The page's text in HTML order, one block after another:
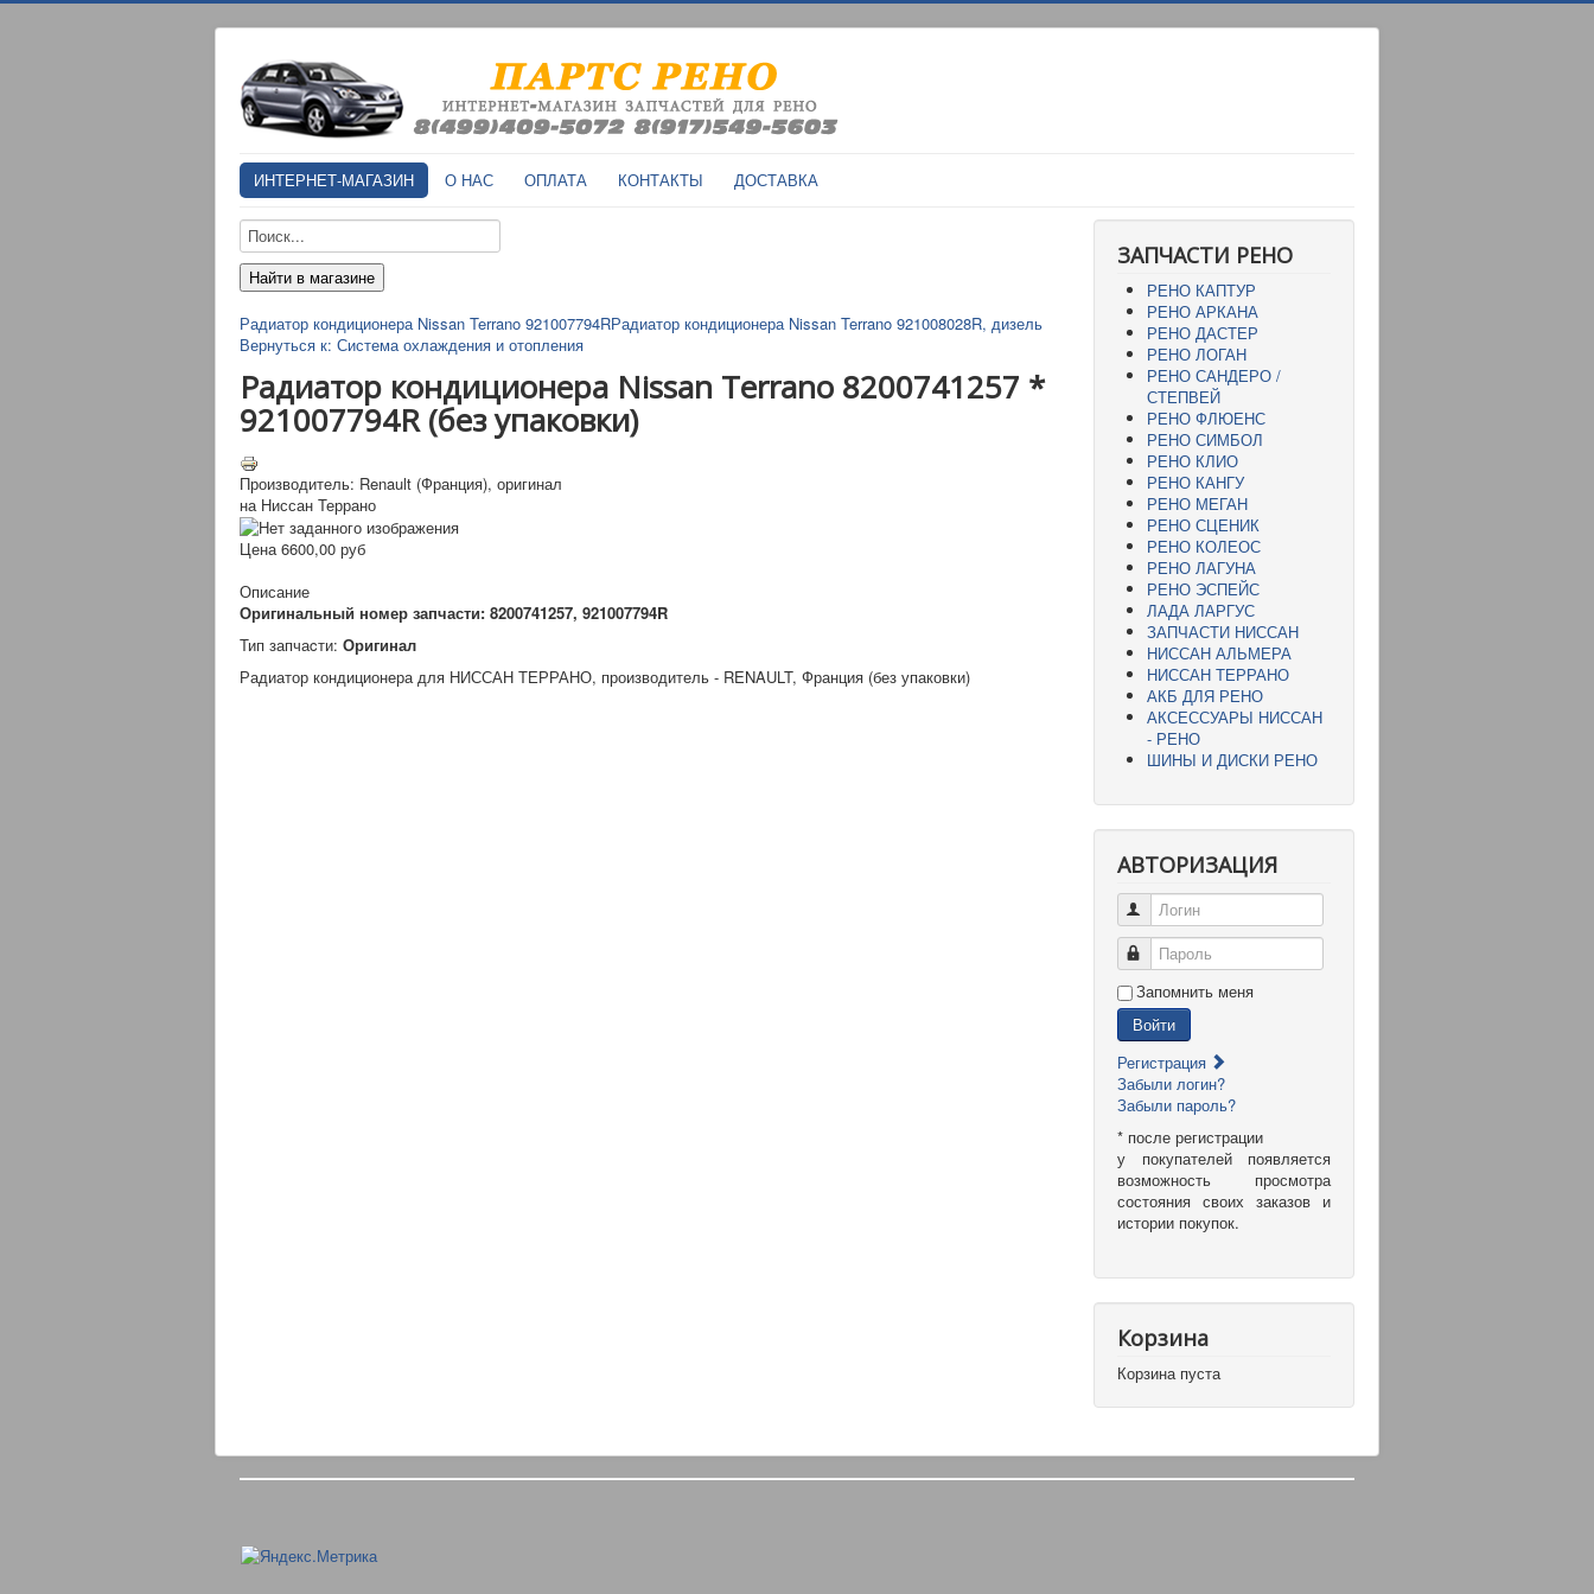
ИНТЕРНЕТ-МАГАЗИН О НАС ОПЛАТА КОНТАКТЫ ДОСТАВКА
Радиатор кондиционера Nissan Terrano 921007794RРадиатор кондиционера Nissan Terrano 921008028R, дизель
Вернуться к: Система охлаждения и отопления
Радиатор кондиционера Nissan Terrano 8200741257 *
921007794R (без упаковки)
Производитель: Renault (Франция), оригинал
на Ниссан Террано
Цена6600,00 руб
Описание
Оригинальный номер запчасти: 8200741257, 921007794R
Тип запчаcти: Оригинал
Радиатор кондиционера для НИССАН ТЕРРАНО, производитель - RENAULT, Франция (без упаковки)
ЗАПЧАСТИ РЕНО
РЕНО КАПТУР
РЕНО АРКАНА
РЕНО ДАСТЕР
РЕНО ЛОГАН
РЕНО САНДЕРО /
СТЕПВЕЙ
РЕНО ФЛЮЕНС
РЕНО СИМБОЛ
РЕНО КЛИО
РЕНО КАНГУ
РЕНО МЕГАН
РЕНО СЦЕНИК
РЕНО КОЛЕОС
РЕНО ЛАГУНА
РЕНО ЭСПЕЙС
ЛАДА ЛАРГУС
ЗАПЧАСТИ НИССАН
НИССАН АЛЬМЕРА
НИССАН ТЕРРАНО
АКБ ДЛЯ РЕНО
АКСЕССУАРЫ НИССАН
- РЕНО
ШИНЫ И ДИСКИ РЕНО
АВТОРИЗАЦИЯ
Логин
Пароль
Запомнить меня
Войти
Регистрация
Забыли логин?
Забыли пароль?
* после регистрации
у покупателей появляется
возможность просмотра
состояния своих заказов и
истории покупок.
Корзина
Корзина пуста